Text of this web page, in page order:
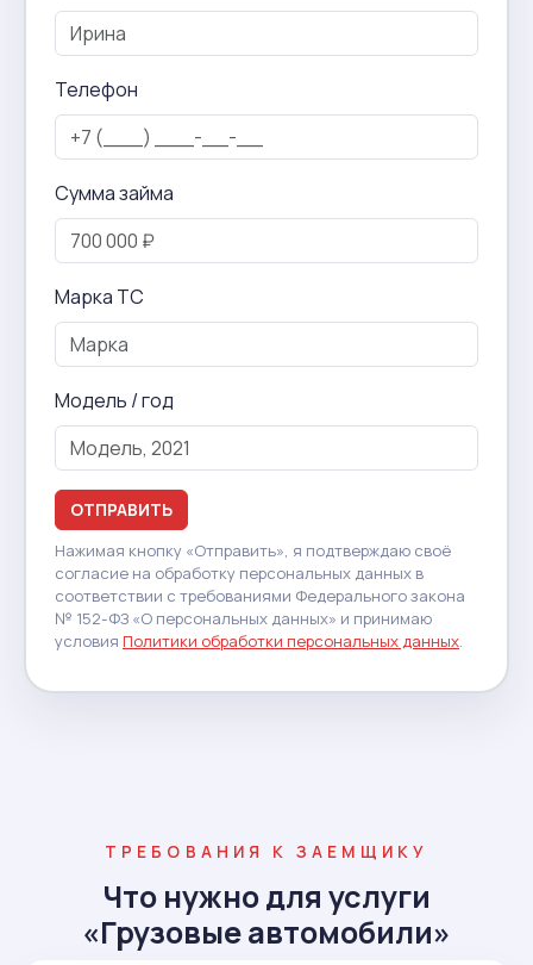
Телефон
Сумма займа
Марка ТС
Модель / год
ОТПРАВИТЬ
Нажимая кнопку «Отправить», я подтверждаю своё
согласие на обработку персональных данных в
соответствии с требованиями Федерального закона
№ 152-ФЗ «О персональных данных» и принимаю
условия Политики обработки персональных данных.
ТРЕБОВАНИЯ К ЗАЕМЩИКУ
Что нужно для услуги
«Грузовые автомобили»